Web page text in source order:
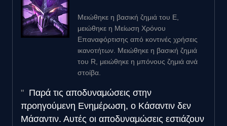
Μειώθηκε η βασική ζημιά του E,
μειώθηκε η Μείωση Χρόνου
Επαναφόρτισης από κοντινές χρήσεις
ικανοτήτων. Μειώθηκε η βασική ζημιά
του R, μειώθηκε η μπόνους ζημιά ανά
στοίβα.
Παρά τις αποδυναμώσεις στην
προηγούμενη Ενημέρωση, ο Κάσαντιν δεν
Μάσαντιν. Αυτές οι αποδυναμώσεις εστιάζουν